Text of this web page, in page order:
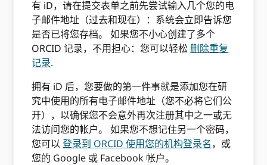
有 iD，请在提交表单之前先尝试输入几个您的电
子邮件地址（过去和现在）：系统会立即告诉您
是否已将您存档。 如果您不小心创建了多个
ORCID 记录，不用担心：您可以轻松删除重复
记录.
拥有 iD 后，您要做的第一件事就是添加您在研
究中使用的所有电子邮件地址（您不必将它们公
开），以确保您不会意外再次注册其中之一或无
法访问您的帐户。 如果您不想记住另一个密码，
您可以登录到 ORCID 使用您的机构登录名，或
您的 Google 或 Facebook 帐户。